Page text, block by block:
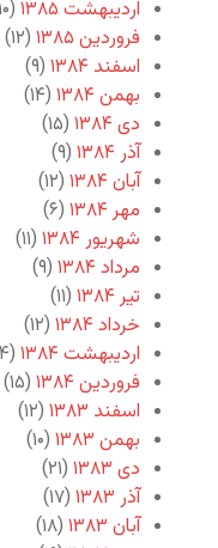
اردیبهشت ۱۳۸۵
(۱۰)
فروردین ۱۳۸۵
(۱۲)
اسفند ۱۳۸۴
(۹)
بهمن ۱۳۸۴
(۱۴)
دی ۱۳۸۴
(۱۵)
آذر ۱۳۸۴
(۹)
آبان ۱۳۸۴
(۱۲)
مهر ۱۳۸۴
(۶)
شهریور ۱۳۸۴
(۱۱)
مرداد ۱۳۸۴
(۹)
تیر ۱۳۸۴
(۱۱)
خرداد ۱۳۸۴
(۱۲)
اردیبهشت ۱۳۸۴
(۱۴)
فروردین ۱۳۸۴
(۱۵)
اسفند ۱۳۸۳
(۱۲)
بهمن ۱۳۸۳
(۱۰)
دی ۱۳۸۳
(۲۱)
آذر ۱۳۸۳
(۱۷)
آبان ۱۳۸۳
(۱۸)